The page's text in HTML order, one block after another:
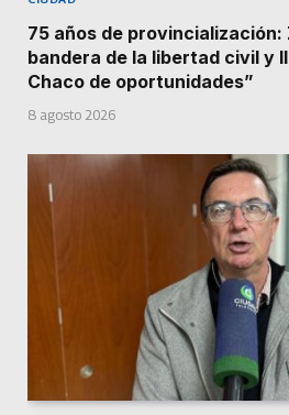
75 años de provincialización:
bandera de la libertad civil y
Chaco de oportunidades”
8 agosto 2026